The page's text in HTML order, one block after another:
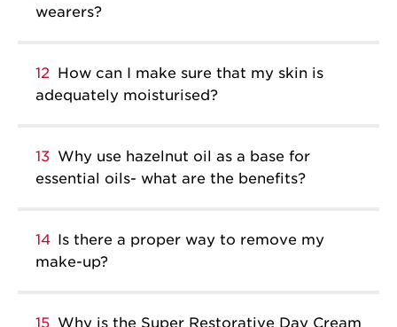
wearers?
12 How can I make sure that my skin is
adequately moisturised?
13 Why use hazelnut oil as a base for
essential oils- what are the benefits?
14 Is there a proper way to remove my
make-up?
15 Why is the Super Restorative Day Cream